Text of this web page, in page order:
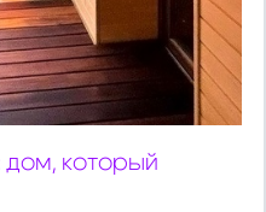
дом, который